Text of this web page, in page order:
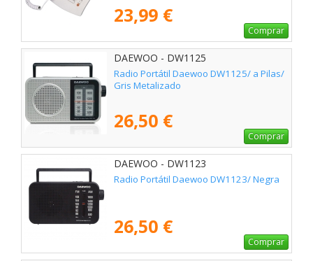
23,99 €
Comprar
DAEWOO - DW1125
Radio Portátil Daewoo DW1125/ a Pilas/
Gris Metalizado
26,50 €
Comprar
DAEWOO - DW1123
Radio Portátil Daewoo DW1123/ Negra
26,50 €
Comprar